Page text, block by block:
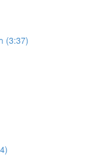
(3:37)